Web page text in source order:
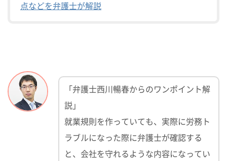
点などを弁護士が解説
「弁護士西川暢春からのワンポイント解
説」
就業規則を作っていても、実際に労務ト
ラブルになった際に弁護士が確認する
と、会社を守れるような内容になってい